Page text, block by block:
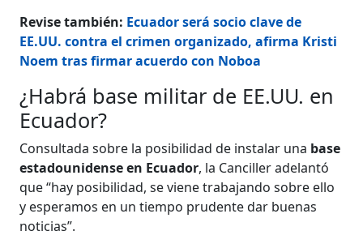
Revise también: Ecuador será socio clave de
EE.UU. contra el crimen organizado, afirma Kristi
Noem tras firmar acuerdo con Noboa
¿Habrá base militar de EE.UU. en
Ecuador?
Consultada sobre la posibilidad de instalar una base
estadounidense en Ecuador, la Canciller adelantó
que “hay posibilidad, se viene trabajando sobre ello
y esperamos en un tiempo prudente dar buenas
noticias”.